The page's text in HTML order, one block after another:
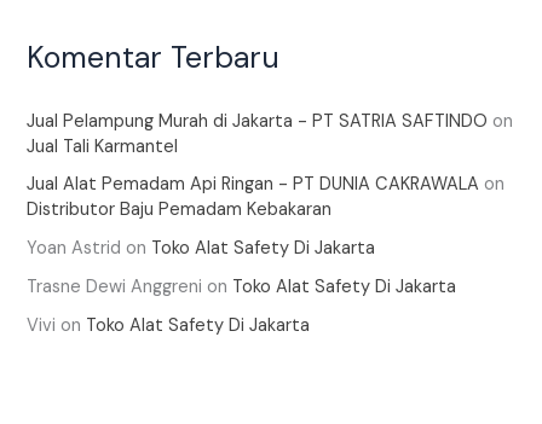
Komentar Terbaru
Jual Pelampung Murah di Jakarta - PT SATRIA SAFTINDO on
Jual Tali Karmantel
Jual Alat Pemadam Api Ringan - PT DUNIA CAKRAWALA on
Distributor Baju Pemadam Kebakaran
Yoan Astrid on Toko Alat Safety Di Jakarta
Trasne Dewi Anggreni on Toko Alat Safety Di Jakarta
Vivi on Toko Alat Safety Di Jakarta